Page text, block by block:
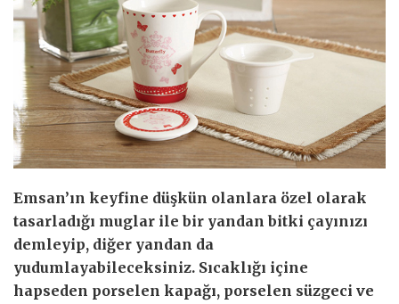
Emsan’ın keyfine düşkün olanlara özel olarak
tasarladığı muglar ile bir yandan bitki çayınızı
demleyip, diğer yandan da
yudumlayabileceksiniz. Sıcaklığı içine
hapseden porselen kapağı, porselen süzgeci ve